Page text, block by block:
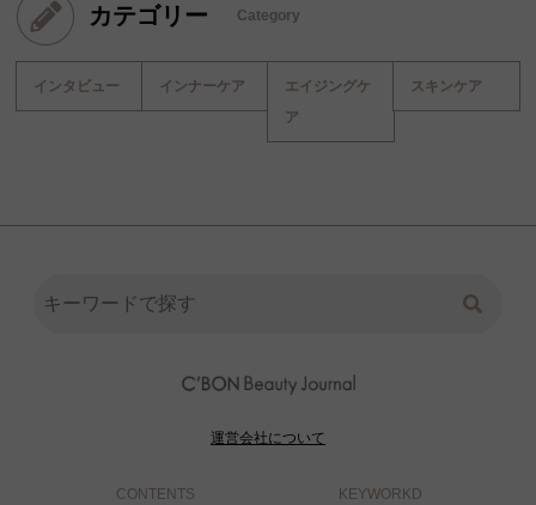
カテゴリー Category
インタビュー インナーケア
エイジングケ
ア
スキンケア
運営会社について
CONTENTS KEYWORKD